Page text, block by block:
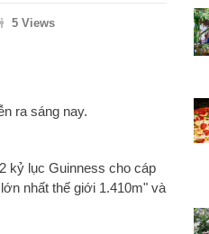
5 Views
ra sáng nay.
kỷ lục Guinness cho cáp
nhất thế giới 1.410m" và